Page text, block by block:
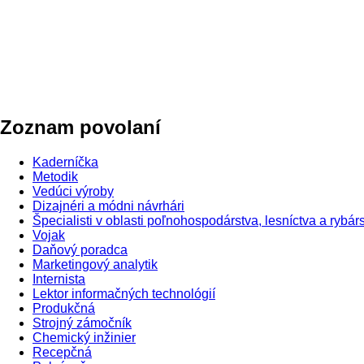
Zoznam povolaní
Kaderníčka
Metodik
Vedúci výroby
Dizajnéri a módni návrhári
Špecialisti v oblasti poľnohospodárstva, lesníctva a
Vojak
Daňový poradca
Marketingový analytik
Internista
Lektor informačných technológií
Produkčná
Strojný zámočník
Chemický inžinier
Recepčná